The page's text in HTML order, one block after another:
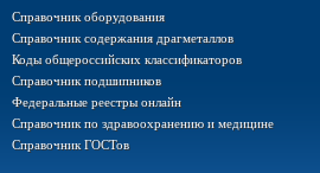
Справочник оборудования
Справочник содержания драгметаллов
Коды общероссийских классификаторов
Справочник подшипников
Федеральные реестры онлайн
Справочник по здравоохранению и медицине
Справочник ГОСТов